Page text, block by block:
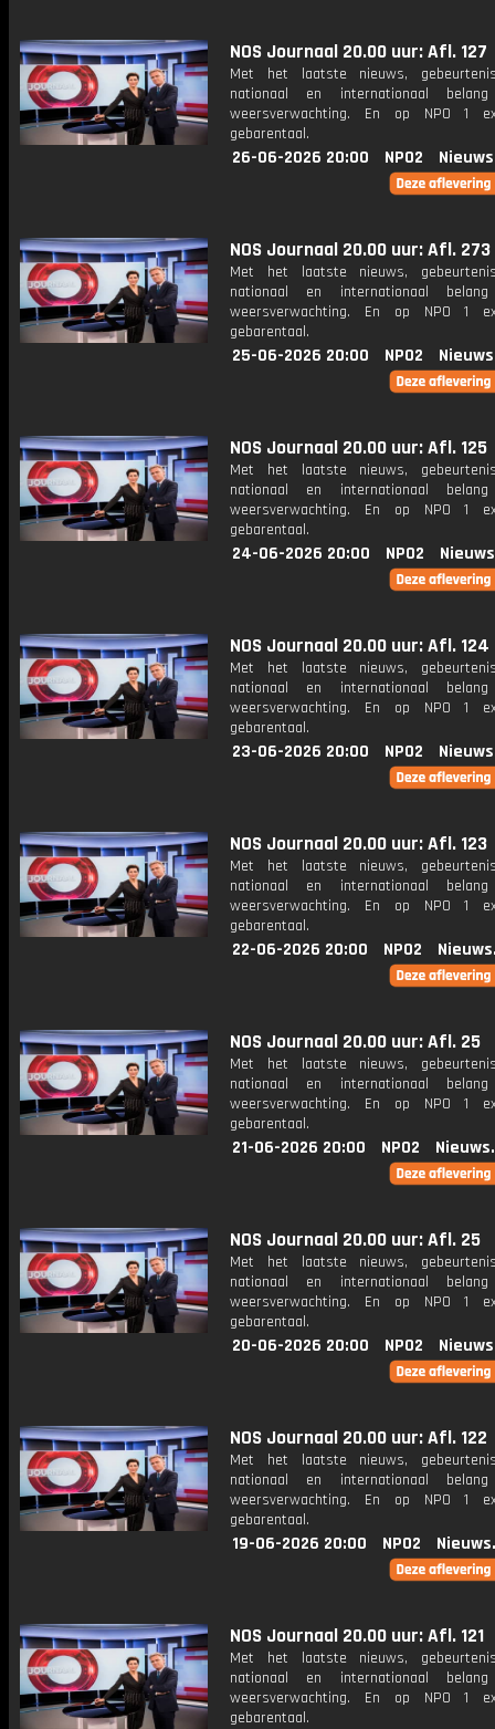
NOS Journaal 20.00 uur: Afl. 127
Met het laatste nieuws,
nationaal en internationaal
weersverwachting. En op NPO 1
gebarentaal.
26-06-2026 20:00 NPO2
NOS Journaal 20.00 uur: Afl. 273
Met het laatste nieuws,
nationaal en internationaal
weersverwachting. En op NPO 1
gebarentaal.
25-06-2026 20:00 NPO2
NOS Journaal 20.00 uur: Afl. 125
Met het laatste nieuws,
nationaal en internationaal
weersverwachting. En op NPO 1
gebarentaal.
24-06-2026 20:00 NPO2
NOS Journaal 20.00 uur: Afl. 124
Met het laatste nieuws,
nationaal en internationaal
weersverwachting. En op NPO 1
gebarentaal.
23-06-2026 20:00 NPO2
NOS Journaal 20.00 uur: Afl. 123
Met het laatste nieuws,
nationaal en internationaal
weersverwachting. En op NPO 1
gebarentaal.
22-06-2026 20:00 NPO2
NOS Journaal 20.00 uur: Afl. 25
Met het laatste nieuws,
nationaal en internationaal
weersverwachting. En op NPO 1
gebarentaal.
21-06-2026 20:00 NPO2
NOS Journaal 20.00 uur: Afl. 25
Met het laatste nieuws,
nationaal en internationaal
weersverwachting. En op NPO 1
gebarentaal.
20-06-2026 20:00 NPO2
NOS Journaal 20.00 uur: Afl. 122
Met het laatste nieuws,
nationaal en internationaal
weersverwachting. En op NPO 1
gebarentaal.
19-06-2026 20:00 NPO2
NOS Journaal 20.00 uur: Afl. 121
Met het laatste nieuws,
nationaal en internationaal
weersverwachting. En op NPO 1
gebarentaal.